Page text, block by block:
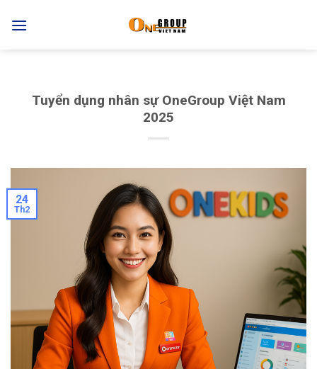
Tuyển dụng nhân sự OneGroup Việt Nam
2025
24
Th2